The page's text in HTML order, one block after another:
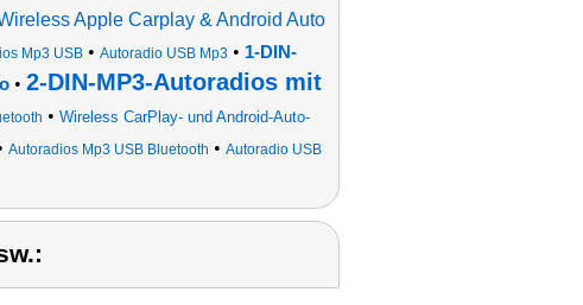
Apple Carplay & Android Auto
Mp3 USB• Autoradio USB Mp3• 1-DIN-
• 2-DIN-MP3-Autoradios mit
• Wireless CarPlay- und Android-Auto-
Autoradios Mp3 USB Bluetooth • Autoradio USB